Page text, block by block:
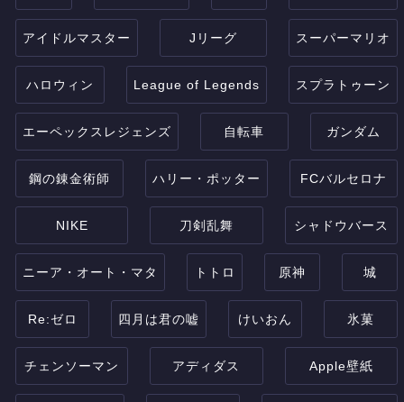
アイドルマスター Jリーグ スーパーマリオ
ハロウィン League of Legends スプラトゥーン
エーペックスレジェンズ 自転車 ガンダム
鋼の錬金術師 ハリー・ポッター FCバルセロナ
NIKE 刀剣乱舞 シャドウバース
ニーア・オート・マタ トトロ 原神 城
Re:ゼロ 四月は君の嘘 けいおん 氷菓
チェンソーマン アディダス Apple壁紙